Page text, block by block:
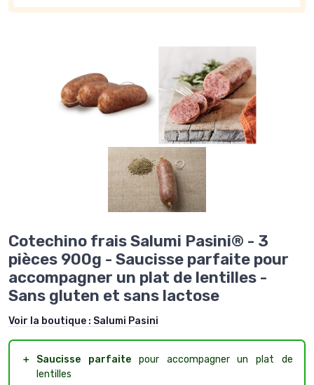
Cotechino frais Salumi Pasini® - 3
pièces 900g - Saucisse parfaite pour
accompagner un plat de lentilles -
Sans gluten et sans lactose
Voir la boutique : Salumi Pasini
＋ Saucisse parfaitepour accompagner un plat de
lentilles